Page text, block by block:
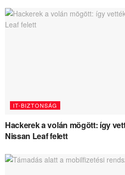
IT-BIZTONSÁG
Hackerek a volán mögött: így
Nissan Leaf felett